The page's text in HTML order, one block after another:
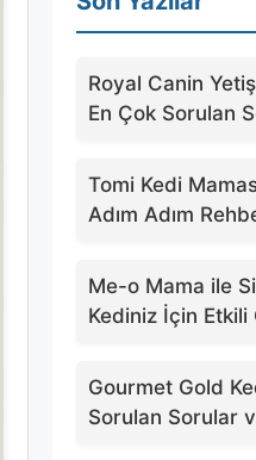
Royal Canin
En Çok Sorulan
Tomi Kedi
Adım Adım
Me-o Mama ile
Kediniz İçin Etkili
Gourmet Gold
Sorulan Sorular